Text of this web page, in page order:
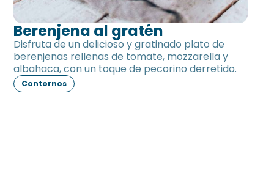
Berenjena al gratén
Disfruta de un delicioso y gratinado plato de
berenjenas rellenas de tomate, mozzarella y
albahaca, con un toque de pecorino derretido.
Contornos